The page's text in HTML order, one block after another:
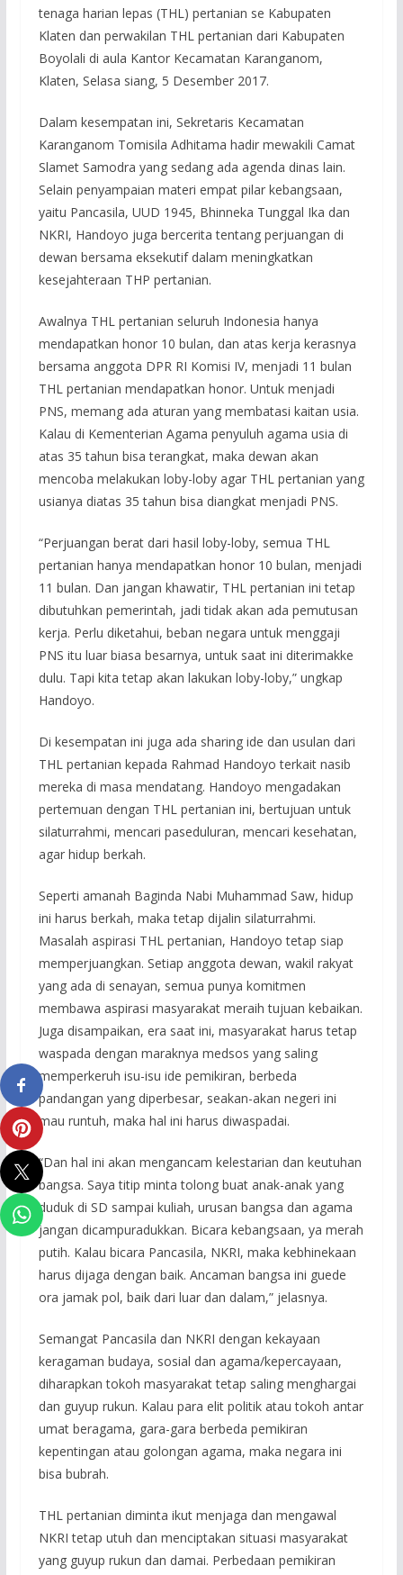
tenaga harian lepas (THL) pertanian se Kabupaten
Klaten dan perwakilan THL pertanian dari Kabupaten
Boyolali di aula Kantor Kecamatan Karanganom,
Klaten, Selasa siang, 5 Desember 2017.
Dalam kesempatan ini, Sekretaris Kecamatan
Karanganom Tomisila Adhitama hadir mewakili Camat
Slamet Samodra yang sedang ada agenda dinas lain.
Selain penyampaian materi empat pilar kebangsaan,
yaitu Pancasila, UUD 1945, Bhinneka Tunggal Ika dan
NKRI, Handoyo juga bercerita tentang perjuangan di
dewan bersama eksekutif dalam meningkatkan
kesejahteraan THP pertanian.
Awalnya THL pertanian seluruh Indonesia hanya
mendapatkan honor 10 bulan, dan atas kerja kerasnya
bersama anggota DPR RI Komisi IV, menjadi 11 bulan
THL pertanian mendapatkan honor. Untuk menjadi
PNS, memang ada aturan yang membatasi kaitan usia.
Kalau di Kementerian Agama penyuluh agama usia di
atas 35 tahun bisa terangkat, maka dewan akan
mencoba melakukan loby-loby agar THL pertanian yang
usianya diatas 35 tahun bisa diangkat menjadi PNS.
“Perjuangan berat dari hasil loby-loby, semua THL
pertanian hanya mendapatkan honor 10 bulan, menjadi
11 bulan. Dan jangan khawatir, THL pertanian ini tetap
dibutuhkan pemerintah, jadi tidak akan ada pemutusan
kerja. Perlu diketahui, beban negara untuk menggaji
PNS itu luar biasa besarnya, untuk saat ini diterimakke
dulu. Tapi kita tetap akan lakukan loby-loby,” ungkap
Handoyo.
Di kesempatan ini juga ada sharing ide dan usulan dari
THL pertanian kepada Rahmad Handoyo terkait nasib
mereka di masa mendatang. Handoyo mengadakan
pertemuan dengan THL pertanian ini, bertujuan untuk
silaturrahmi, mencari paseduluran, mencari kesehatan,
agar hidup berkah.
Seperti amanah Baginda Nabi Muhammad Saw, hidup
ini harus berkah, maka tetap dijalin silaturrahmi.
Masalah aspirasi THL pertanian, Handoyo tetap siap
memperjuangkan. Setiap anggota dewan, wakil rakyat
yang ada di senayan, semua punya komitmen
membawa aspirasi masyarakat meraih tujuan kebaikan.
Juga disampaikan, era saat ini, masyarakat harus tetap
waspada dengan maraknya medsos yang saling
memperkeruh isu-isu ide pemikiran, berbeda
pandangan yang diperbesar, seakan-akan negeri ini
mau runtuh, maka hal ini harus diwaspadai.
“Dan hal ini akan mengancam kelestarian dan keutuhan
bangsa. Saya titip minta tolong buat anak-anak yang
duduk di SD sampai kuliah, urusan bangsa dan agama
jangan dicampuradukkan. Bicara kebangsaan, ya merah
putih. Kalau bicara Pancasila, NKRI, maka kebhinekaan
harus dijaga dengan baik. Ancaman bangsa ini guede
ora jamak pol, baik dari luar dan dalam,” jelasnya.
Semangat Pancasila dan NKRI dengan kekayaan
keragaman budaya, sosial dan agama/kepercayaan,
diharapkan tokoh masyarakat tetap saling menghargai
dan guyup rukun. Kalau para elit politik atau tokoh antar
umat beragama, gara-gara berbeda pemikiran
kepentingan atau golongan agama, maka negara ini
bisa bubrah.
THL pertanian diminta ikut menjaga dan mengawal
NKRI tetap utuh dan menciptakan situasi masyarakat
yang guyup rukun dan damai. Perbedaan pemikiran